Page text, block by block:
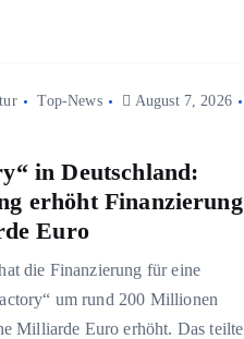
Top-News
August 7, 2026
in Deutschland:
erhöht Finanzierung
Euro
die Finanzierung für eine
um rund 200 Millionen
Milliarde Euro erhöht. Das teilte